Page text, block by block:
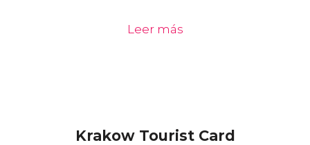
Leer más
Krakow Tourist Card